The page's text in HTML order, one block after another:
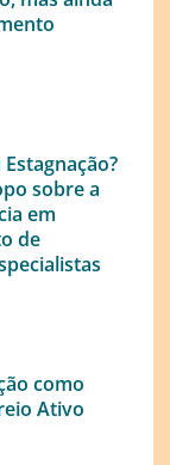
sobre a
em
de
como
Ativo